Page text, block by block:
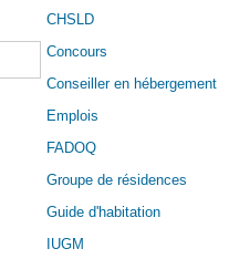
CHSLD
Concours
Conseiller en hébergement
Emplois
FADOQ
Groupe de résidences
Guide d'habitation
IUGM